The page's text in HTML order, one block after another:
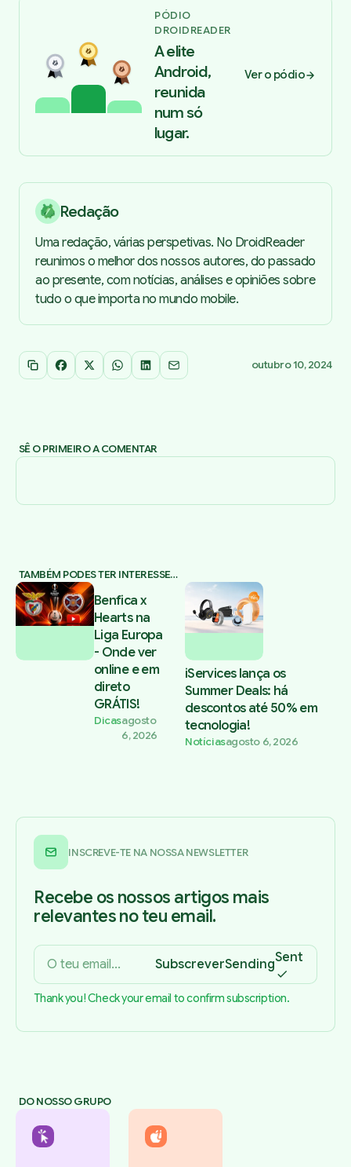
PÓDIO
DROIDREADER
A elite
Android,
reunida
num só
lugar.
Ver o pódio
Redação
Uma redação, várias perspetivas. No DroidReader
reunimos o melhor dos nossos autores, do passado
ao presente, com notícias, análises e opiniões sobre
tudo o que importa no mundo mobile.
Copiar link
Facebook
X WhatsApp
LinkedInEmail outubro 10, 2024
SÊ O PRIMEIRO A COMENTAR
TAMBÉM PODES TER INTERESSE…
Benfica x
Hearts na
Liga Europa
- Onde ver
online e em
direto
GRÁTIS!
Dicasagosto
6, 2026
iServices lança os
Summer Deals: há
descontos até 50% em
tecnologia!
Notíciasagosto 6, 2026
INSCREVE-TE NA NOSSA NEWSLETTER
Recebe os nossos artigos mais
relevantes no teu email.
SubscreverSendingSent
Thank you! Check your email to confirm subscription.
DO NOSSO GRUPO